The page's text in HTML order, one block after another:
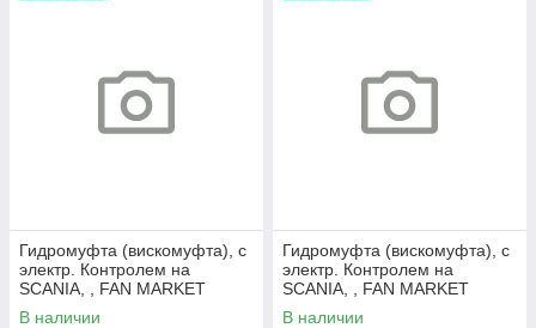
Гидромуфта (вискомуфта), с
электр. Контролем на
SCANIA, , FAN MARKET
FM305
В наличии
Гидромуфта (вискомуфта), с
электр. Контролем на
SCANIA, , FAN MARKET
FM311
В наличии